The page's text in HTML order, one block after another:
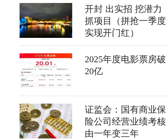
局”系列综述之四
开封 出实招 挖潜力
抓项目（拼抢一季度
实现开门红）
2025年度电影票房破
20亿
证监会：国有商业保
险公司经营业绩考核
由一年变三年